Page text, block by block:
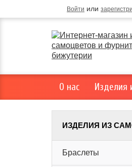
Войти или
О нас Изделия
ИЗДЕЛИЯ ИЗ
Браслеты